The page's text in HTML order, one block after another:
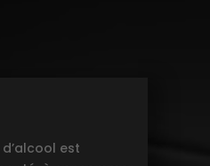
d’alcool est